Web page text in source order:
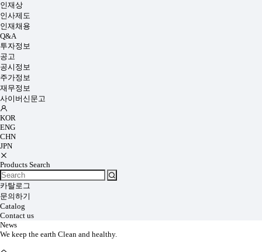
인재상
인사제도
인재채용
Q&A
투자정보
공고
공시정보
주가정보
재무정보
사이버신문고
KOR
ENG
CHN
JPN
Products Search
카탈로그
문의하기
Catalog
Contact us
News
We keep the earth Clean and healthy.